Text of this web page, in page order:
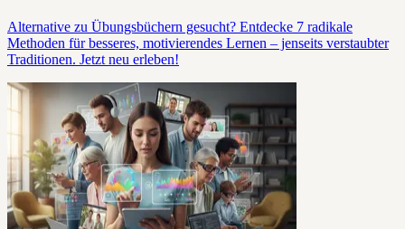
Alternative zu Übungsbüchern gesucht? Entdecke 7 radikale
Methoden für besseres, motivierendes Lernen – jenseits verstaubter
Traditionen. Jetzt neu erleben!